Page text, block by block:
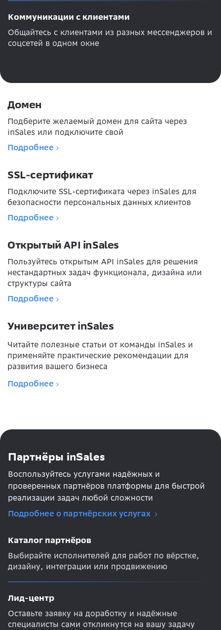
Коммуникации с клиентами
Общайтесь с клиентами из разных мессенджеров и
соцсетей в одном окне
Домен
Подберите желаемый домен для сайта через
inSales или подключите свой
Подробнее
SSL-сертификат
Подключите SSL-сертификата через inSales для
безопасности персональных данных клиентов
Подробнее
Открытый API inSales
Пользуйтесь открытым API inSales для решения
нестандартных задач функционала, дизайна или
структуры сайта
Подробнее
Университет inSales
Читайте полезные статьи от команды inSales и
применяйте практические рекомендации для
развития вашего бизнеса
Подробнее
Партнёры inSales
Воспользуйтесь услугами надёжных и
проверенных партнёров платформы для быстрой
реализации задач любой сложности
Подробнее о партнёрских услугах
Каталог партнёров
Выбирайте исполнителей для работ по вёрстке,
дизайну, интеграции или продвижению
Лид-центр
Оставьте заявку на доработку и надёжные
специалисты сами откликнутся на вашу задачу